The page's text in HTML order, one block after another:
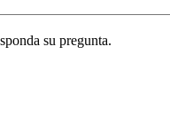
su pregunta.